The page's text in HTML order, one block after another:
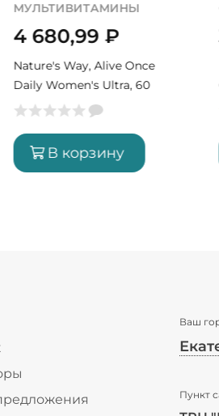
МУЛЬТИВИТАМИНЫ
4 680,99₽
Nature's Way, Alive Once
Daily Women's Ultra, 60
табл (60 порций)
В корзину
Ваш
Пункт